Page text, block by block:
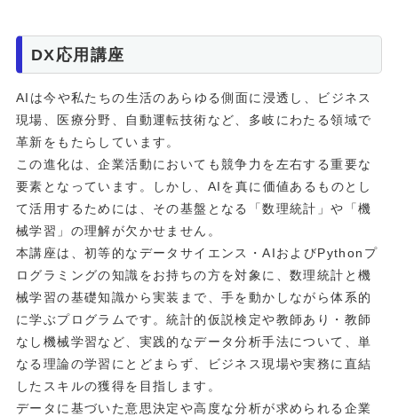
DX応用講座
AIは今や私たちの生活のあらゆる側面に浸透し、ビジネス
現場、医療分野、自動運転技術など、多岐にわたる領域で
革新をもたらしています。
この進化は、企業活動においても競争力を左右する重要な
要素となっています。しかし、AIを真に価値あるものとし
て活用するためには、その基盤となる「数理統計」や「機
械学習」の理解が欠かせません。
本講座は、初等的なデータサイエンス・AIおよびPythonプ
ログラミングの知識をお持ちの方を対象に、数理統計と機
械学習の基礎知識から実装まで、手を動かしながら体系的
に学ぶプログラムです。統計的仮説検定や教師あり・教師
なし機械学習など、実践的なデータ分析手法について、単
なる理論の学習にとどまらず、ビジネス現場や実務に直結
したスキルの獲得を目指します。
データに基づいた意思決定や高度な分析が求められる企業